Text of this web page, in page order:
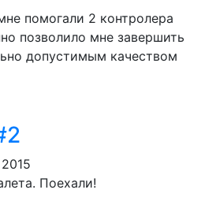
помогали 2 контролера
позволило мне завершить
допустимым качеством
Поехали!